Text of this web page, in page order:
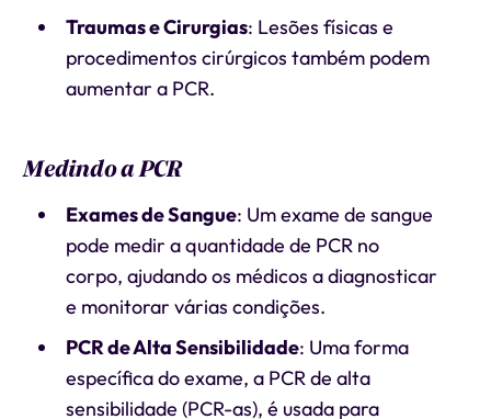
Traumas e Cirurgias: Lesões físicas e
procedimentos cirúrgicos também podem
aumentar a PCR.
Medindo a PCR
Exames de Sangue: Um exame de sangue
pode medir a quantidade de PCR no
corpo, ajudando os médicos a diagnosticar
e monitorar várias condições.
PCR de Alta Sensibilidade: Uma forma
específica do exame, a PCR de alta
sensibilidade (PCR-as), é usada para